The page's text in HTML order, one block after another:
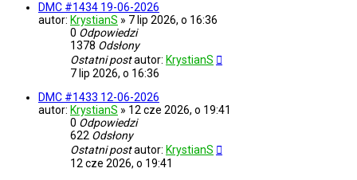
DMC #1434 19-06-2026
autor: KrystianS » 7 lip 2026, o 16:36
0 Odpowiedzi
1378 Odsłony
Ostatni postautor: KrystianS
7 lip 2026, o 16:36
DMC #1433 12-06-2026
autor: KrystianS » 12 cze 2026, o 19:41
0 Odpowiedzi
622 Odsłony
Ostatni postautor: KrystianS
12 cze 2026, o 19:41